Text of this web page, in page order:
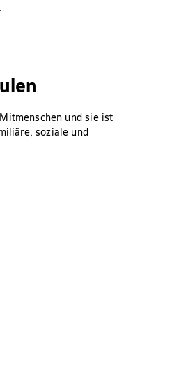
und sie ist
soziale und